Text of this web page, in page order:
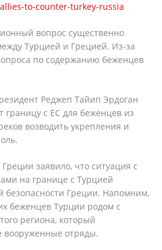
to-counter-turkey-russia
вопрос существенно
Турцией и Грецией. Из-за
по содержанию беженцев
Реджеп Тайип Эрдоган
границу с ЕС для беженцев из
возводить укрепления и
заявило, что ситуация с
на границе с Турцией
безопасности Греции. Напомним,
беженцев Турции родом с
региона, который
вооруженные отряды.